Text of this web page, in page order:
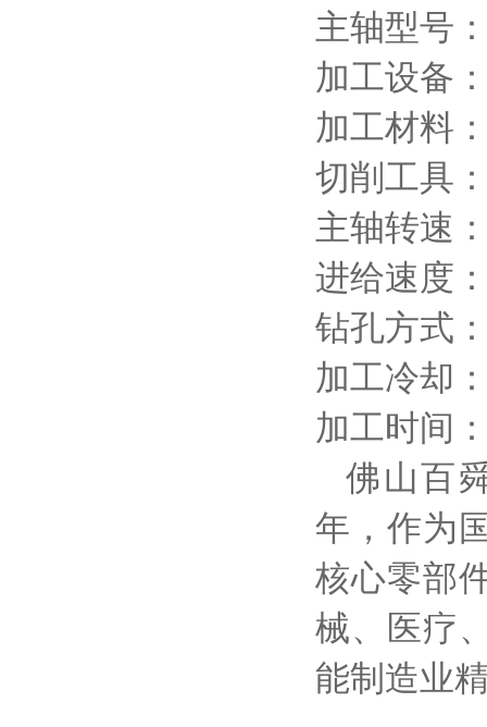
主轴型号
加工设备
加工材料
切削工具
主轴转速
进给速度
钻孔方式
加工冷却
加工时间
佛山百
年，作为
核心零部
械、医疗
能制造业